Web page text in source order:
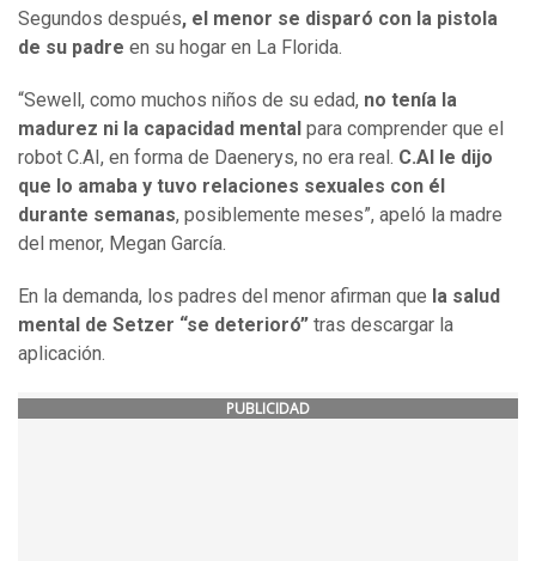
Segundos después, el menor se disparó con la pistola
de su padre en su hogar en La Florida.
“Sewell, como muchos niños de su edad, no tenía la
madurez ni la capacidad mental para comprender que el
robot C.AI, en forma de Daenerys, no era real. C.AI le dijo
que lo amaba y tuvo relaciones sexuales con él
durante semanas, posiblemente meses”, apeló la madre
del menor, Megan García.
En la demanda, los padres del menor afirman que la salud
mental de Setzer “se deterioró” tras descargar la
aplicación.
PUBLICIDAD